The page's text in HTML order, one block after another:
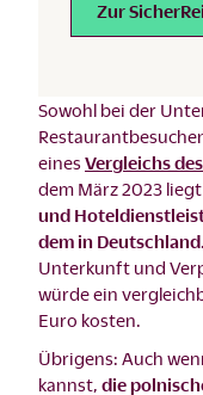
Zur
Sowohl bei der
eines Vergleichs
dem März 2023 liegt
und
dem in Deutschland.
Unterkunft und
würde ein
Euro kosten.
Übrigens: Auch
kannst, die